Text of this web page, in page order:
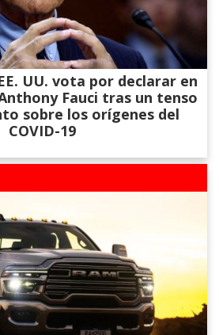
UU. vota por declarar en
Fauci tras un tenso
sobre los orígenes del
COVID-19